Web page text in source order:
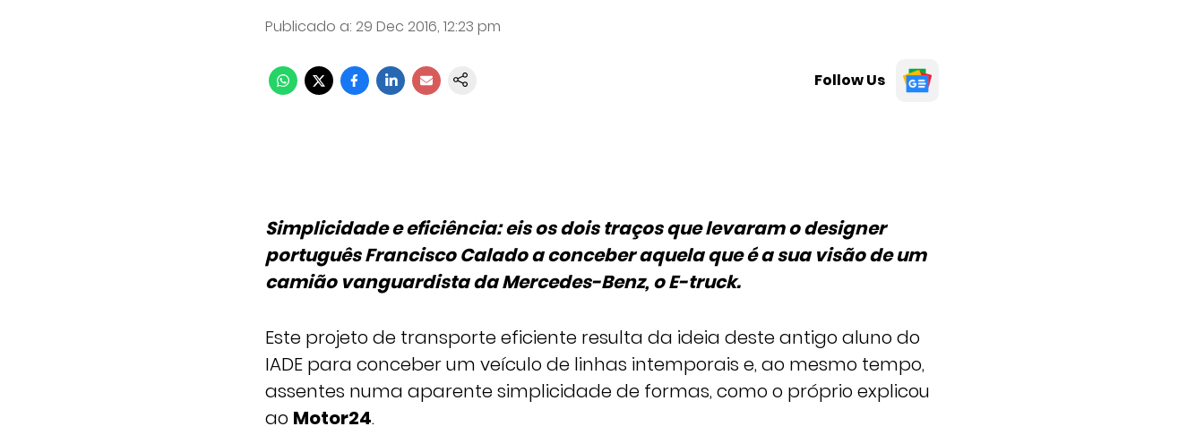
Publicado a: 29 Dec 2016, 12:23 pm
Follow Us
Simplicidade e eficiência: eis os dois traços que levaram o designer
português Francisco Calado a conceber aquela que é a sua visão de um
camião vanguardista da Mercedes-Benz, o E-truck.
Este projeto de transporte eficiente resulta da ideia deste antigo aluno do
IADE para conceber um veículo de linhas intemporais e, ao mesmo tempo,
assentes numa aparente simplicidade de formas, como o próprio explicou
ao Motor24.